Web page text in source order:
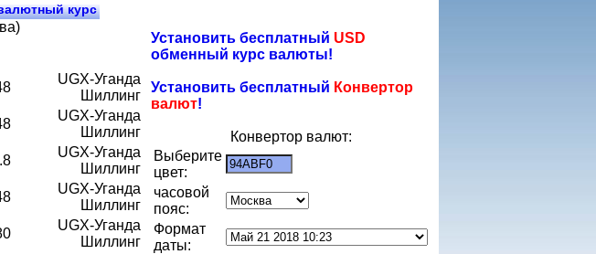
курс
UGX-Уганда
Шиллинг
UGX-Уганда
Шиллинг
UGX-Уганда
Шиллинг
UGX-Уганда
Шиллинг
UGX-Уганда
Шиллинг
Установить бесплатный USD
обменный курс валюты!
Установить бесплатный Конвертор
валют!
Конвертор валют:
Выберите
цвет:
часовой
пояс:
Формат
даты: